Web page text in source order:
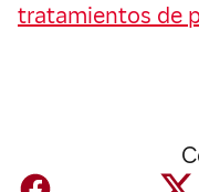
tratamientos de